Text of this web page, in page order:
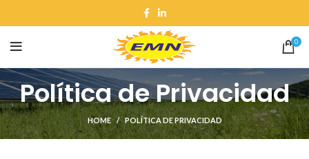
0
Política de Privacidad
HOME POLÍTICA DE PRIVACIDAD